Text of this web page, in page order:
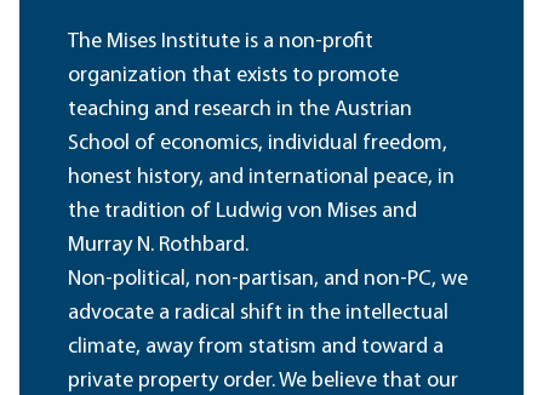
The Mises Institute is a non-profit
organization that exists to promote
teaching and research in the Austrian
School of economics, individual freedom,
honest history, and international peace, in
the tradition of Ludwig von Mises and
Murray N. Rothbard.
Non-political, non-partisan, and non-PC, we
advocate a radical shift in the intellectual
climate, away from statism and toward a
private property order. We believe that our